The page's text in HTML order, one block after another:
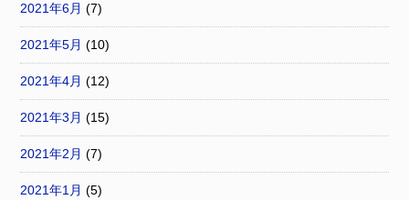
2021年6月 (7)
2021年5月 (10)
2021年4月 (12)
2021年3月 (15)
2021年2月 (7)
2021年1月 (5)